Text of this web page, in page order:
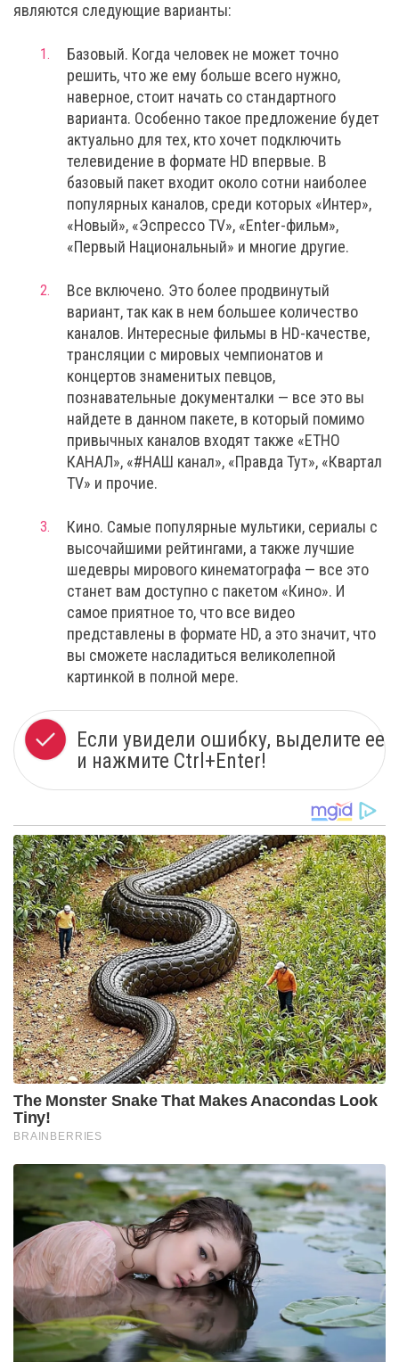
являются следующие варианты:
Базовый. Когда человек не может точно
решить, что же ему больше всего нужно,
наверное, стоит начать со стандартного
варианта. Особенно такое предложение будет
актуально для тех, кто хочет подключить
телевидение в формате HD впервые. В
базовый пакет входит около сотни наиболее
популярных каналов, среди которых «Интер»,
«Новый», «Эспрессо TV», «Enter-фильм»,
«Первый Национальный» и многие другие.
Все включено. Это более продвинутый
вариант, так как в нем большее количество
каналов. Интересные фильмы в HD-качестве,
трансляции с мировых чемпионатов и
концертов знаменитых певцов,
познавательные документалки — все это вы
найдете в данном пакете, в который помимо
привычных каналов входят также «ЕТНО
КАНАЛ», «#НАШ канал», «Правда Тут», «Квартал
TV» и прочие.
Кино. Самые популярные мультики, сериалы с
высочайшими рейтингами, а также лучшие
шедевры мирового кинематографа — все это
станет вам доступно с пакетом «Кино». И
самое приятное то, что все видео
представлены в формате HD, а это значит, что
вы сможете насладиться великолепной
картинкой в полной мере.
Если увидели ошибку, выделите ее
и нажмите Ctrl+Enter!
The Monster Snake That Makes Anacondas Look
Tiny!
BRAINBERRIES